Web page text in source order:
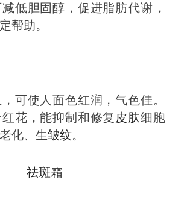
低胆固醇，促进脂肪代谢，
帮助。
可使人面色红润，气色佳。
花，能抑制和修复 皮肤细胞
化、生皱纹。